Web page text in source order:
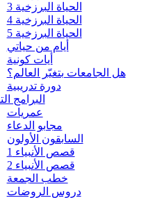
الحياة البرزخية 3
الحياة البرزخية 4
الحياة البرزخية 5
أيام من حياتي
أيات كونية
هل الجامعات بتغيّر العالم؟
دورة تدريبية
البرامج
عمريات
مجابو الدعاء
السابقون الأولون
قصص الأنبياء 1
قصص الأنبياء 2
خطب الجمعة
دروس الروضات